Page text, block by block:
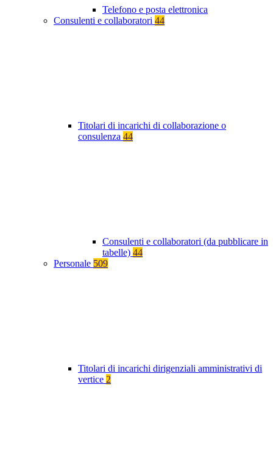
Telefono e posta elettronica
Consulenti e collaboratori 44
Titolari di incarichi di collaborazione o
consulenza 44
Consulenti e collaboratori (da pubblicare in
tabelle) 44
Personale 509
Titolari di incarichi dirigenziali amministrativi di
vertice 2